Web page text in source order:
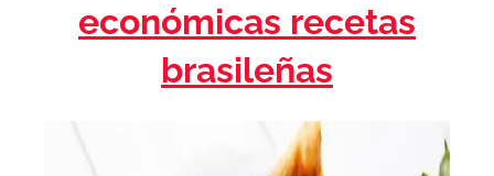
económicas recetas
brasileñas